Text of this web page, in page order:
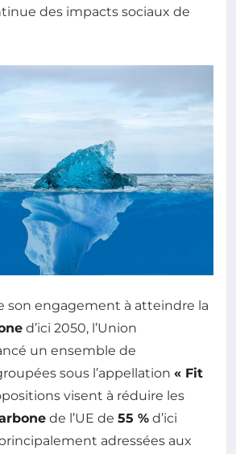
des impacts sociaux de
son engagement à atteindre la
d’ici 2050, l’Union
un ensemble de
sous l’appellation « Fit
visent à réduire les
de l’UE de 55 % d’ici
adressées aux